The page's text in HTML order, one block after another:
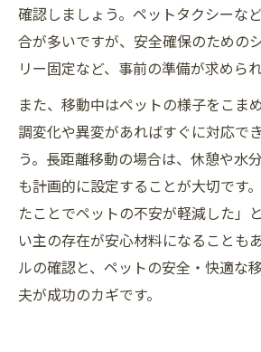
確認しましょう。ペットタクシーな
合が多いですが、安全確保のための
リー固定など、事前の準備が求められ
また、移動中はペットの様子をこま
調変化や異変があればすぐに対応で
う。長距離移動の場合は、休憩や水
も計画的に設定することが大切です
たことでペットの不安が軽減した」
い主の存在が安心材料になることも
ルの確認と、ペットの安全・快適な
夫が成功のカギです。